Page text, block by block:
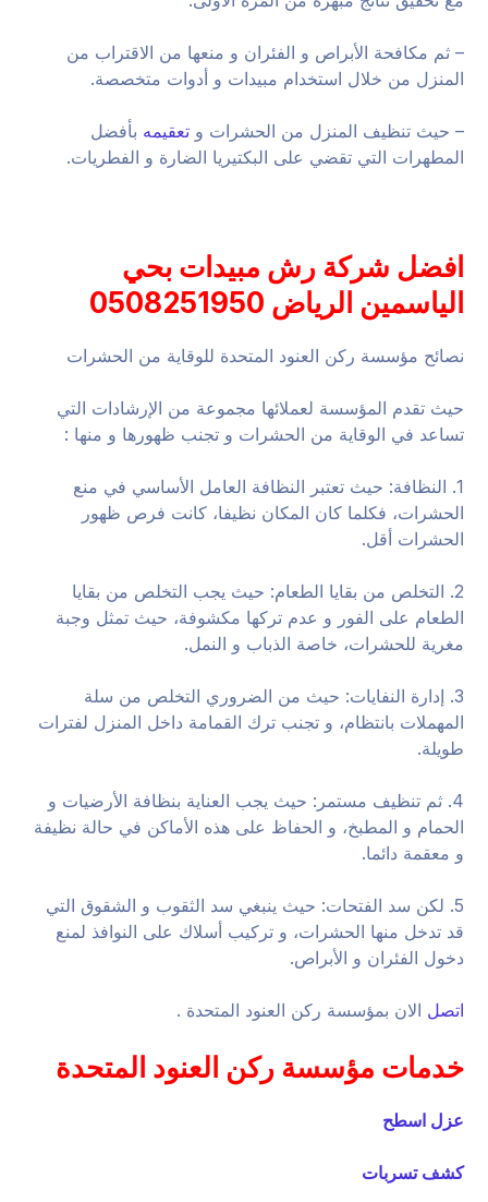
– ثم مكافحة الأبراص و الفئران و منعها من الاقتراب من
المنزل من خلال استخدام مبيدات و أدوات متخصصة.
– حيث تنظيف المنزل من الحشرات وتعقيمه بأفضل
المطهرات التي تقضي على البكتيريا الضارة و الفطريات.
افضل شركة رش مبيدات بحي
الياسمين الرياض 0508251950
نصائح مؤسسة ركن العنود المتحدة للوقاية من الحشرات
حيث تقدم المؤسسة لعملائها مجموعة من الإرشادات التي
تساعد في الوقاية من الحشرات و تجنب ظهورها و منها :
1. النظافة: حيث تعتبر النظافة العامل الأساسي في منع
الحشرات، فكلما كان المكان نظيفا، كانت فرص ظهور
الحشرات أقل.
2. التخلص من بقايا الطعام: حيث يجب التخلص من بقايا
الطعام على الفور و عدم تركها مكشوفة، حيث تمثل وجبة
مغرية للحشرات، خاصة الذباب و النمل.
3. إدارة النفايات: حيث من الضروري التخلص من سلة
المهملات بانتظام، و تجنب ترك القمامة داخل المنزل لفترات
طويلة.
4. ثم تنظيف مستمر: حيث يجب العناية بنظافة الأرضيات و
الحمام و المطبخ، و الحفاظ على هذه الأماكن في حالة نظيفة
و معقمة دائما.
5. لكن سد الفتحات: حيث ينبغي سد الثقوب و الشقوق التي
قد تدخل منها الحشرات، و تركيب أسلاك على النوافذ لمنع
دخول الفئران و الأبراص.
اتصل الان بمؤسسة ركن العنود المتحدة .
خدمات مؤسسة ركن العنود المتحدة
عزل اسطح
كشف تسربات